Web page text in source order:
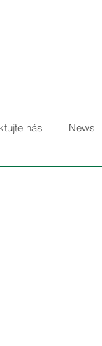
nás News